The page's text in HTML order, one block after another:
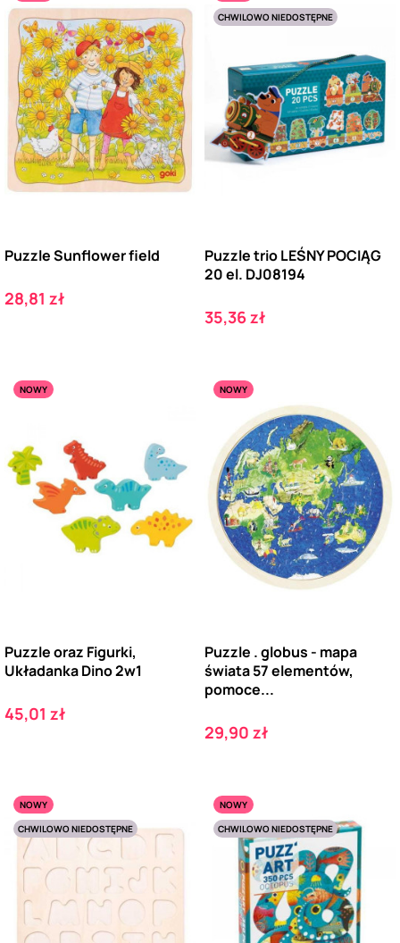
Puzzle Sunflower field
Cena
28,81 zł
CHWILOWO NIEDOSTĘPNE
Puzzle trio LEŚNY POCIĄG
20 el. DJ08194
Cena
35,36 zł
NOWY
Puzzle oraz Figurki,
Układanka Dino 2w1
Cena
45,01 zł
NOWY
Puzzle . globus - mapa
świata 57 elementów,
pomoce...
Cena
29,90 zł
NOWY
CHWILOWO NIEDOSTĘPNE
NOWY
CHWILOWO NIEDOSTĘPNE